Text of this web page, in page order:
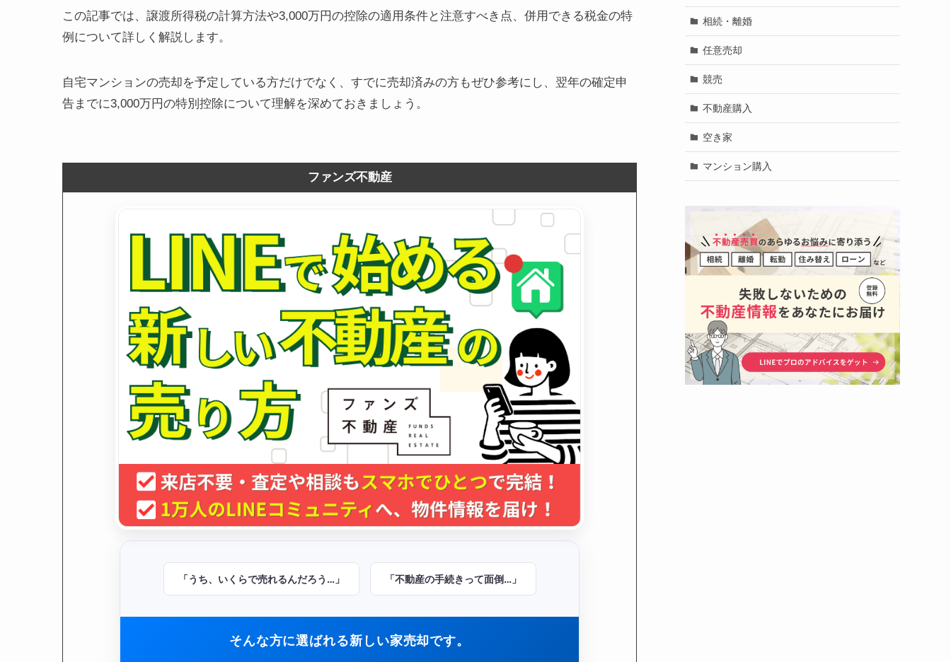
この記事では、譲渡所得税の計算方法や3,000万円の控除の適用条件と注意すべき点、併用できる税金の特
例について詳しく解説します。
自宅マンションの売却を予定している方だけでなく、すでに売却済みの方もぜひ参考にし、翌年の確定申
告までに3,000万円の特別控除について理解を深めておきましょう。
ファンズ不動産
「うち、いくらで売れるんだろう…」 「不動産の手続きって面倒…」
そんな方に選ばれる新しい家売却です。
相続・離婚
任意売却
競売
不動産購入
空き家
マンション購入